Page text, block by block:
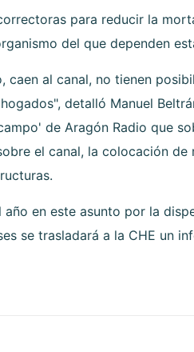
para reducir la
del que dependen
al canal, no tienen
detalló Manuel
de Aragón Radio que
el canal, la colocación
en este asunto por la
se trasladará a la CHE un